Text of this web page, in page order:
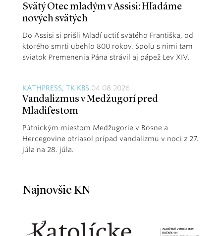
Svätý Otec mladým v Assisi: Hľadáme
nových svätých
Do Assisi si prišli Mladí uctiť svätého Františka, od
ktorého smrti ubehlo 800 rokov. Spolu s nimi tam
sviatok Premenenia Pána strávil aj pápež Lev XIV.
KATHPRESS, TK KBS 04.08.2026
Vandalizmus v Medžugorí pred
Mladifestom
Pútnickým miestom Medžugorie v Bosne a
Hercegovine otriasol prípad vandalizmu v noci z 27.
júla na 28. júla.
Najnovšie KN